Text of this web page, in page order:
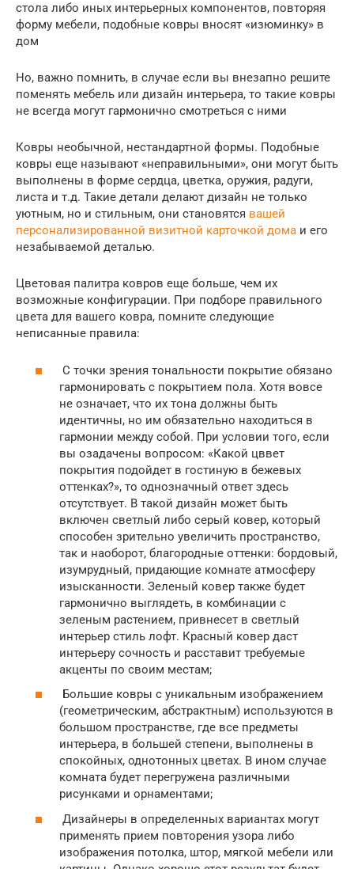
стола либо иных интерьерных компонентов, повторяя
форму мебели, подобные ковры вносят «изюминку» в
дом
Но, важно помнить, в случае если вы внезапно решите
поменять мебель или дизайн интерьера, то такие ковры
не всегда могут гармонично смотреться с ними
Ковры необычной, нестандартной формы. Подобные
ковры еще называют «неправильными», они могут быть
выполнены в форме сердца, цветка, оружия, радуги,
листа и т.д. Такие детали делают дизайн не только
уютным, но и стильным, они становятся вашей
персонализированной визитной карточкой дома и его
незабываемой деталью.
Цветовая палитра ковров еще больше, чем их
возможные конфигурации. При подборе правильного
цвета для вашего ковра, помните следующие
неписанные правила:
С точки зрения тональности покрытие обязано
гармонировать с покрытием пола. Хотя вовсе
не означает, что их тона должны быть
идентичны, но им обязательно находиться в
гармонии между собой. При условии того, если
вы озадачены вопросом: «Какой цввет
покрытия подойдет в гостиную в бежевых
оттенках?», то однозначный ответ здесь
отсутствует. В такой дизайн может быть
включен светлый либо серый ковер, который
способен зрительно увеличить пространство,
так и наоборот, благородные оттенки: бордовый,
изумрудный, придающие комнате атмосферу
изысканности. Зеленый ковер также будет
гармонично выглядеть, в комбинации с
зеленым растением, привнесет в светлый
интерьер стиль лофт. Красный ковер даст
интерьеру сочность и расставит требуемые
акценты по своим местам;
Большие ковры с уникальным изображением
(геометрическим, абстрактным) используются в
большом пространстве, где все предметы
интерьера, в большей степени, выполнены в
спокойных, однотонных цветах. В ином случае
комната будет перегружена различными
рисунками и орнаментами;
Дизайнеры в определенных вариантах могут
применять прием повторения узора либо
изображения потолка, штор, мягкой мебели или